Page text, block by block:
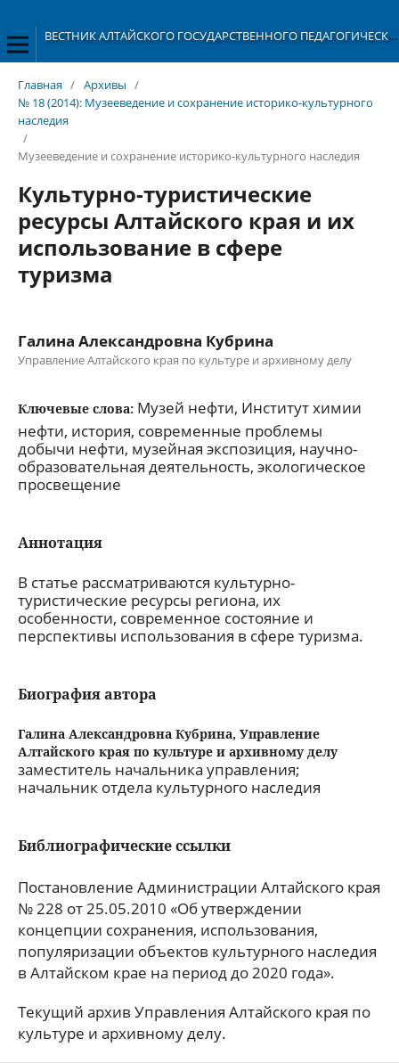
ВЕСТНИК АЛТАЙСКОГО ГОСУДАРСТВЕННОГО ПЕДАГОГИЧЕСКОГО УНИВЕРСИТЕТА
Главная / Архивы /
№ 18 (2014): Музееведение и сохранение историко-культурного
наследия
/
Музееведение и сохранение историко-культурного наследия
Культурно-туристические
ресурсы Алтайского края и их
использование в сфере
туризма
Галина Александровна Кубрина
Управление Алтайского края по культуре и архивному делу
Ключевые слова: Музей нефти, Институт химии
нефти, история, современные проблемы
добычи нефти, музейная экспозиция, научно-
образовательная деятельность, экологическое
просвещение
Аннотация
В статье рассматриваются культурно-
туристические ресурсы региона, их
особенности, современное состояние и
перспективы использования в сфере туризма.
Биография автора
Галина Александровна Кубрина, Управление
Алтайского края по культуре и архивному делу
заместитель начальника управления;
начальник отдела культурного наследия
Библиографические ссылки
Постановление Администрации Алтайского края
№ 228 от 25.05.2010 «Об утверждении
концепции сохранения, использования,
популяризации объектов культурного наследия
в Алтайском крае на период до 2020 года».
Текущий архив Управления Алтайского края по
культуре и архивному делу.